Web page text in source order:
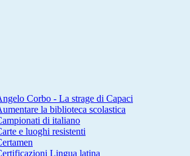
Corbo - La strage di Capaci
la biblioteca scolastica
di italiano
e luoghi resistenti
Lingua latina